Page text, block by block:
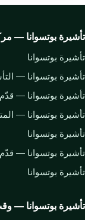
تأشيرة بوتسوانا —
تأشيرة بوتسوانا
تأشيرة بوتسوانا —
تأشيرة بوتسوانا — قدّم
تأشيرة بوتسوانا —
تأشيرة بوتسوانا
تأشيرة بوتسوانا — قدّم
تأشيرة بوتسوانا
تأشيرة بوتسوانا —